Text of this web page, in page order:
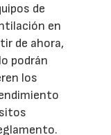
de
en
de ahora,
podrán
los